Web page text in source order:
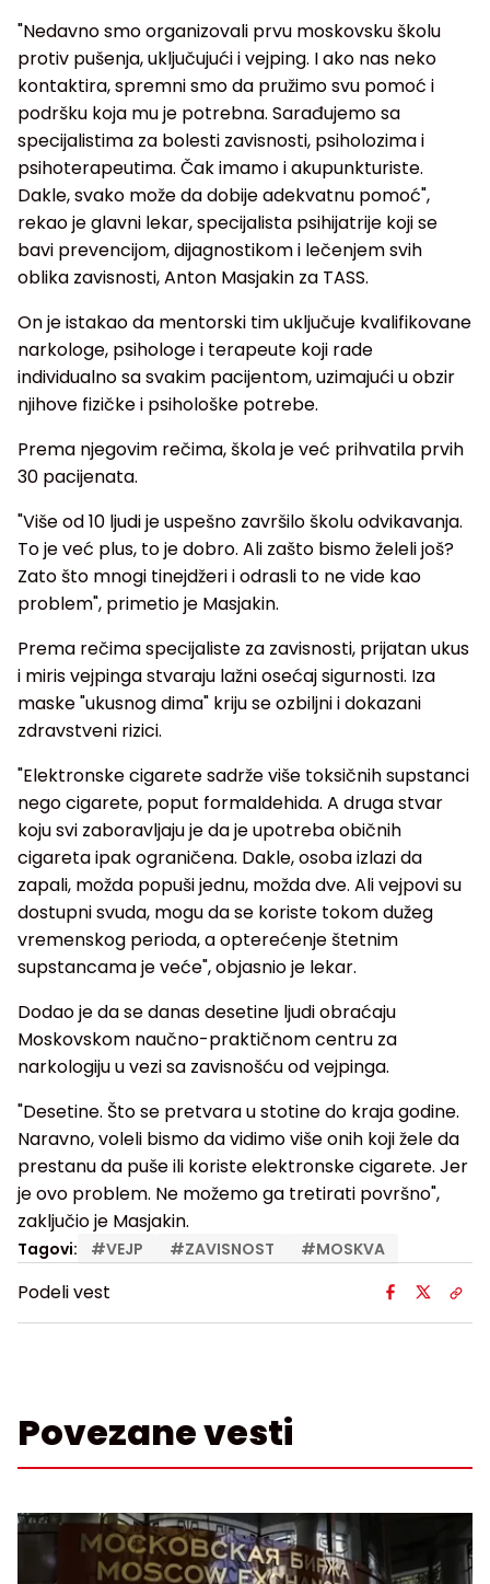
"Nedavno smo organizovali prvu moskovsku školu
protiv pušenja, uključujući i vejping. I ako nas neko
kontaktira, spremni smo da pružimo svu pomoć i
podršku koja mu je potrebna. Sarađujemo sa
specijalistima za bolesti zavisnosti, psiholozima i
psihoterapeutima. Čak imamo i akupunkturiste.
Dakle, svako može da dobije adekvatnu pomoć",
rekao je glavni lekar, specijalista psihijatrije koji se
bavi prevencijom, dijagnostikom i lečenjem svih
oblika zavisnosti, Anton Masjakin za TASS.
On je istakao da mentorski tim uključuje kvalifikovane
narkologe, psihologe i terapeute koji rade
individualno sa svakim pacijentom, uzimajući u obzir
njihove fizičke i psihološke potrebe.
Prema njegovim rečima, škola je već prihvatila prvih
30 pacijenata.
"Više od 10 ljudi je uspešno završilo školu odvikavanja.
To je već plus, to je dobro. Ali zašto bismo želeli još?
Zato što mnogi tinejdžeri i odrasli to ne vide kao
problem", primetio je Masjakin.
Prema rečima specijaliste za zavisnosti, prijatan ukus
i miris vejpinga stvaraju lažni osećaj sigurnosti. Iza
maske "ukusnog dima" kriju se ozbiljni i dokazani
zdravstveni rizici.
"Elektronske cigarete sadrže više toksičnih supstanci
nego cigarete, poput formaldehida. A druga stvar
koju svi zaboravljaju je da je upotreba običnih
cigareta ipak ograničena. Dakle, osoba izlazi da
zapali, možda popuši jednu, možda dve. Ali vejpovi su
dostupni svuda, mogu da se koriste tokom dužeg
vremenskog perioda, a opterećenje štetnim
supstancama je veće", objasnio je lekar.
Dodao je da se danas desetine ljudi obraćaju
Moskovskom naučno-praktičnom centru za
narkologiju u vezi sa zavisnošću od vejpinga.
"Desetine. Što se pretvara u stotine do kraja godine.
Naravno, voleli bismo da vidimo više onih koji žele da
prestanu da puše ili koriste elektronske cigarete. Jer
je ovo problem. Ne možemo ga tretirati površno",
zaključio je Masjakin.
Tagovi: #VEJP #ZAVISNOST #MOSKVA
Podeli vest
Povezane vesti